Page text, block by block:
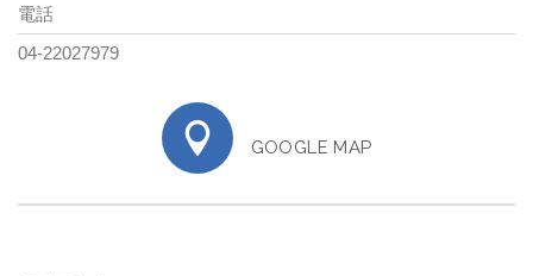
電話
04-22027979
GOOGLE MAP